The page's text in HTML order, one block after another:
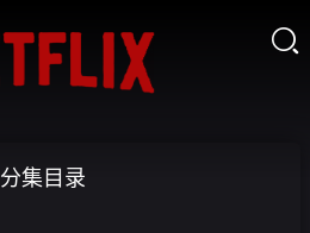

分集目录